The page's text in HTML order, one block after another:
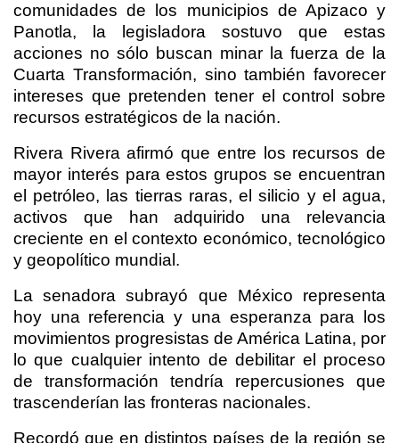
comunidades de los municipios de Apizaco y
Panotla, la legisladora sostuvo que estas
acciones no sólo buscan minar la fuerza de la
Cuarta Transformación, sino también favorecer
intereses que pretenden tener el control sobre
recursos estratégicos de la nación.
Rivera Rivera afirmó que entre los recursos de
mayor interés para estos grupos se encuentran
el petróleo, las tierras raras, el silicio y el agua,
activos que han adquirido una relevancia
creciente en el contexto económico, tecnológico
y geopolítico mundial.
La senadora subrayó que México representa
hoy una referencia y una esperanza para los
movimientos progresistas de América Latina, por
lo que cualquier intento de debilitar el proceso
de transformación tendría repercusiones que
trascenderían las fronteras nacionales.
Recordó que en distintos países de la región se